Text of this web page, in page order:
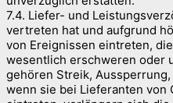
7.4. Liefer- und
vertreten hat und aufgrund
von Ereignissen eintreten,
wesentlich erschweren oder
gehören Streik,
wenn sie bei Lieferanten von